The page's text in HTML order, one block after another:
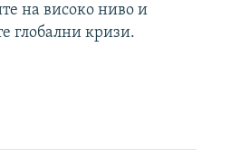
на високо ниво и
глобални кризи.